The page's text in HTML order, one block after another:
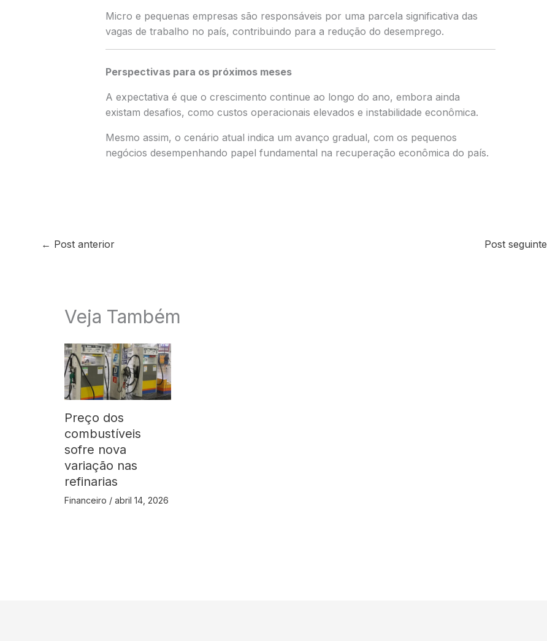
Micro e pequenas empresas são responsáveis por uma parcela significativa das
vagas de trabalho no país, contribuindo para a redução do desemprego.
Perspectivas para os próximos meses
A expectativa é que o crescimento continue ao longo do ano, embora ainda
existam desafios, como custos operacionais elevados e instabilidade econômica.
Mesmo assim, o cenário atual indica um avanço gradual, com os pequenos
negócios desempenhando papel fundamental na recuperação econômica do país.
← Post anterior Post seguinte
Veja Também
Preço dos
combustíveis
sofre nova
variação nas
refinarias
Financeiro / abril 14, 2026